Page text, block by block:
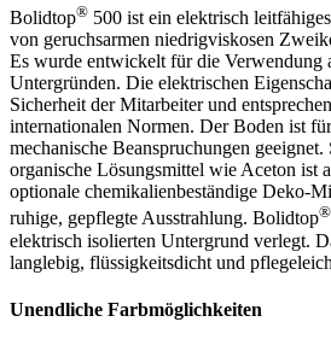
Bolidtop® 500 ist ein elektrisch
von geruchsarmen niedrigviskosen
Es wurde entwickelt für die Verwendung
Untergründen. Die elektrischen
Sicherheit der Mitarbeiter und
internationalen Normen. Der Boden ist
mechanische Beanspruchungen
organische Lösungsmittel wie Aceton ist
optionale chemikalienbeständige Deko-
ruhige, gepflegte Ausstrahlung. Bolidtop®
elektrisch isolierten Untergrund verlegt.
langlebig, flüssigkeitsdicht und
Unendliche Farbmöglichkeiten